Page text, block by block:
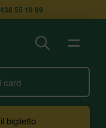
55 18 99
card
biglietto